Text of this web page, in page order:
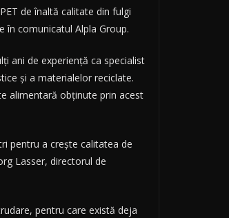
de înaltă calitate din fulgi
în comunicatul Alpla Group.
ani de experienţă ca specialist
şi a materialelor reciclate.
alimentară obţinute prin acest
pentru a creşte calitatea de
Lasser, directorul de
pentru care există deja